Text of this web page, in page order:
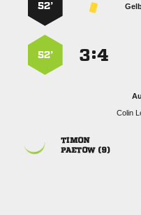
52’
:
52’


 